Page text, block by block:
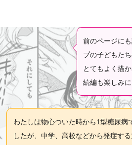
前のページに
プの子どもた
とてもよく描
続編も楽しみに
わたしは物心ついた時から1型糖尿病
したが、中学、高校などから発症す